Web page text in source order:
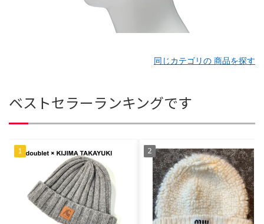
同じカテゴリの 商品を探す
ベストセラーランキングです